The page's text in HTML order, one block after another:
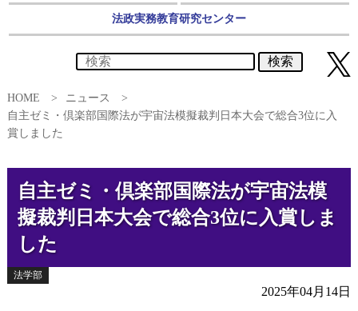
法政実務教育研究センター
検索
HOME
ニュース
自主ゼミ・倶楽部国際法が宇宙法模擬裁判日本大会で総合3位に入
賞しました
自主ゼミ・倶楽部国際法が宇宙法模
擬裁判日本大会で総合3位に入賞しま
した
法学部
2025年04月14日